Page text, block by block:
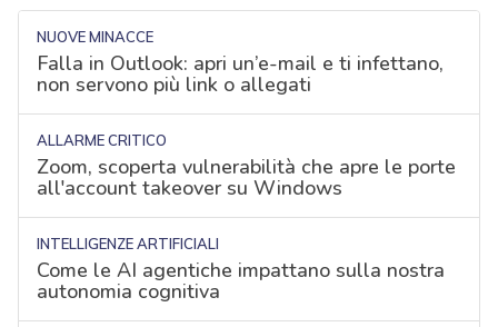
NUOVE MINACCE
Falla in Outlook: apri un’e-mail e ti infettano,
non servono più link o allegati
ALLARME CRITICO
Zoom, scoperta vulnerabilità che apre le porte
all'account takeover su Windows
INTELLIGENZE ARTIFICIALI
Come le AI agentiche impattano sulla nostra
autonomia cognitiva